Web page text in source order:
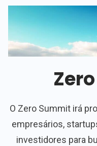
O Zero Summit irá
empresários,
investidores para